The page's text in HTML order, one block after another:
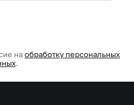
наобработку персональных
.